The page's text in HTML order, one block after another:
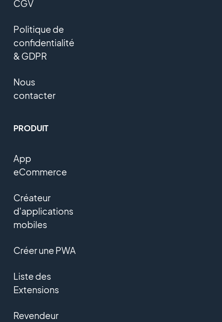
CGV
Politique de
confidentialité
& GDPR
Nous
contacter
PRODUIT
App
eCommerce
Créateur
d'applications
mobiles
Créer une PWA
Liste des
Extensions
Revendeur